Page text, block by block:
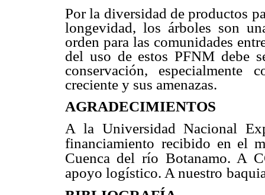
Por la diversidad de productos
longevidad, los árboles son
orden para las comunidades
del uso de estos PFNM debe
conservación, especialmente
creciente y sus amenazas.
AGRADECIMIENTOS
A la Universidad Nacional
financiamiento recibido en el
Cuenca del río Botanamo. A
apoyo logístico. A nuestro